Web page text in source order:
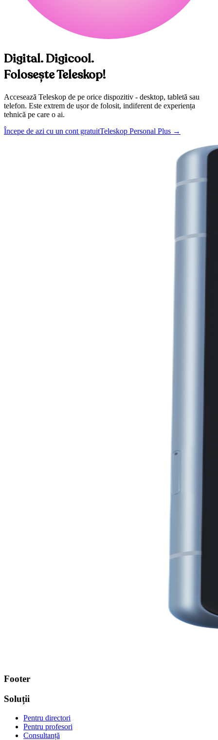
Digital. Digicool.
Folosește Teleskop!
Accesează Teleskop de pe orice dispozitiv - desktop, tabletă sau
telefon. Este extrem de ușor de folosit, indiferent de experiența
tehnică pe care o ai.
Începe de azi cu un cont gratuitTeleskop Personal Plus →
Footer
Soluții
Pentru directori
Pentru profesori
Consultanță